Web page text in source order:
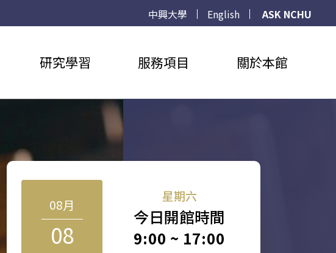
中興大學 English
ASK NCHU
研究學習 服務項目 關於本館
08月
08
星期六
今日開館時間
9:00 ~ 17:00